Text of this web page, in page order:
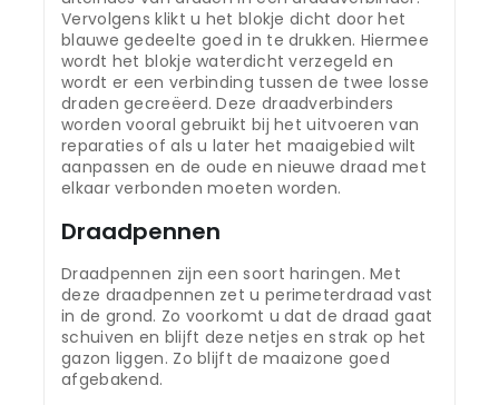
Vervolgens klikt u het blokje dicht door het
blauwe gedeelte goed in te drukken. Hiermee
wordt het blokje waterdicht verzegeld en
wordt er een verbinding tussen de twee losse
draden gecreëerd. Deze draadverbinders
worden vooral gebruikt bij het uitvoeren van
reparaties of als u later het maaigebied wilt
aanpassen en de oude en nieuwe draad met
elkaar verbonden moeten worden.
Draadpennen
Draadpennen zijn een soort haringen. Met
deze draadpennen zet u perimeterdraad vast
in de grond. Zo voorkomt u dat de draad gaat
schuiven en blijft deze netjes en strak op het
gazon liggen. Zo blijft de maaizone goed
afgebakend.